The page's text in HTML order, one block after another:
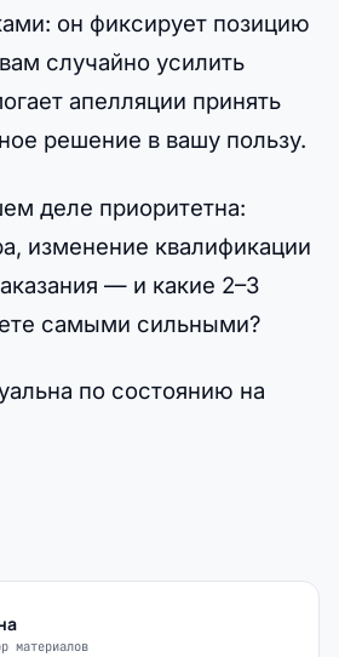
он фиксирует позицию
случайно усилить
апелляции принять
решение в вашу пользу.
деле приоритетна:
изменение квалификации
— и какие 2–3
самыми сильными?
по состоянию на
материалов